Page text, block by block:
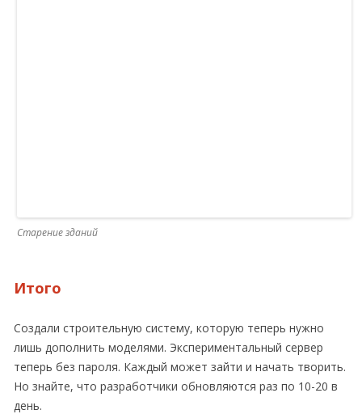
Старение зданий
Итого
Создали строительную систему, которую теперь нужно
лишь дополнить моделями. Экспериментальный сервер
теперь без пароля. Каждый может зайти и начать творить.
Но знайте, что разработчики обновляются раз по 10-20 в
день.